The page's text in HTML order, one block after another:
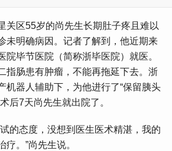
区55岁的尚先生长期肚子疼且难以
未明确病因。记者了解到，他近期来
院毕节医院（简称浙毕医院）就医。
指肠患有肿瘤，不能再拖延下去。浙
机器人辅助下，为他进行了“保留胰头
后7天尚先生就出院了。
态度，没想到医生医术精湛，我的
。”尚先生说。